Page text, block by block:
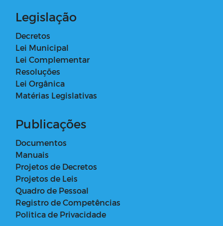
Legislação
Decretos
Lei Municipal
Lei Complementar
Resoluções
Lei Orgânica
Matérias Legislativas
Publicações
Documentos
Manuais
Projetos de Decretos
Projetos de Leis
Quadro de Pessoal
Registro de Competências
Politica de Privacidade